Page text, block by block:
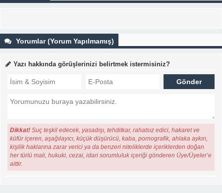
Yorumlar (Yorum Yapılmamış)
Yazı hakkında görüşlerinizi belirtmek istermisiniz?
Dikkat! Suç teşkil edecek, yasadışı, tehditkar, rahatsız edici, hakaret ve
küfür içeren, aşağılayıcı, küçük düşürücü, kaba, pornografik, ahlaka aykırı,
kişilik haklarına zarar verici ya da benzeri niteliklerde içeriklerden doğan
her türlü mali, hukuki, cezai, idari sorumluluk içeriği gönderen Üye/Üyeler’e
aittir.